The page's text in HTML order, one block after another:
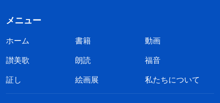
メニュー
ホーム 書籍
動画
讃美歌
朗読
福音
証し
絵画展 私たちについて